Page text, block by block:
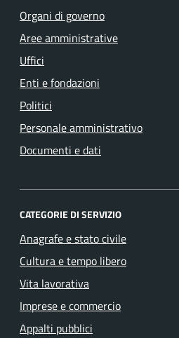
Organi di governo
Aree amministrative
Uffici
Enti e fondazioni
Politici
Personale amministrativo
Documenti e dati
CATEGORIE DI SERVIZIO
Anagrafe e stato civile
Cultura e tempo libero
Vita lavorativa
Imprese e commercio
Appalti pubblici